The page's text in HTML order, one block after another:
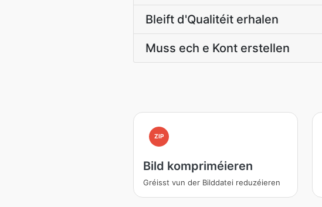
Bleift d'Qualitéit erhalen
Muss ech e Kont erstellen
ZIP
Bild kompriméieren
Gréisst vun der Bilddatei reduzéieren